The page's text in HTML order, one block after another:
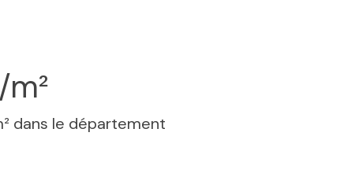
dans le département